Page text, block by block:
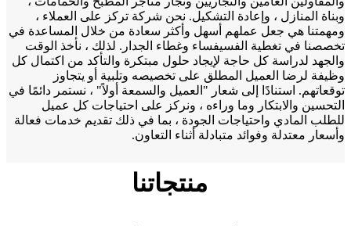
وبناة المنازل ، وإعادة التشكيل. نحن شركة تركز على العملاء ،
ومهمتنا هي جعل عملهم أسهل وأكثر سعادة من خلال المساعدة في
تخصصنا في تغطية الفسيفساء وغطاء الجدار. لذلك ، نأخذ الوقت
والجهد لدراسة كل حاجة لإيجاد حلول مبتكرة والتأكد من اكتمال كل
وظيفة لرضا العميل المطلق على تخصيصه وتلبية أو يتجاوز
توقعاتهم. استنادًا إلى شعار "العميل والسمعة أولاً" ، نستمر دائمًا في
التحسين والابتكار وما وراءه ، ونركز على احتياجات كل عميل
للطلب المادي واحتياجات الجودة ، بما في ذلك تقديم خدمات فعالة
وأسعار معتدلة وفوائد متبادلة أثناء التعاون.
منتجاتنا